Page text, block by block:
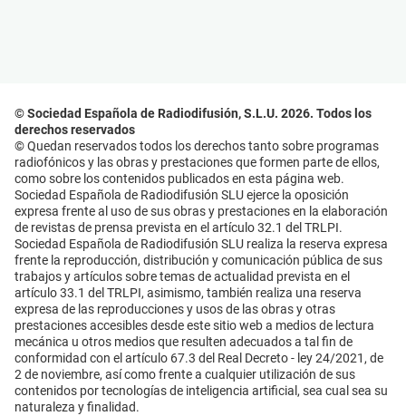
© Sociedad Española de Radiodifusión, S.L.U. 2026. Todos los
derechos reservados
© Quedan reservados todos los derechos tanto sobre programas
radiofónicos y las obras y prestaciones que formen parte de ellos,
como sobre los contenidos publicados en esta página web.
Sociedad Española de Radiodifusión SLU ejerce la oposición
expresa frente al uso de sus obras y prestaciones en la elaboración
de revistas de prensa prevista en el artículo 32.1 del TRLPI.
Sociedad Española de Radiodifusión SLU realiza la reserva expresa
frente la reproducción, distribución y comunicación pública de sus
trabajos y artículos sobre temas de actualidad prevista en el
artículo 33.1 del TRLPI, asimismo, también realiza una reserva
expresa de las reproducciones y usos de las obras y otras
prestaciones accesibles desde este sitio web a medios de lectura
mecánica u otros medios que resulten adecuados a tal fin de
conformidad con el artículo 67.3 del Real Decreto - ley 24/2021, de
2 de noviembre, así como frente a cualquier utilización de sus
contenidos por tecnologías de inteligencia artificial, sea cual sea su
naturaleza y finalidad.